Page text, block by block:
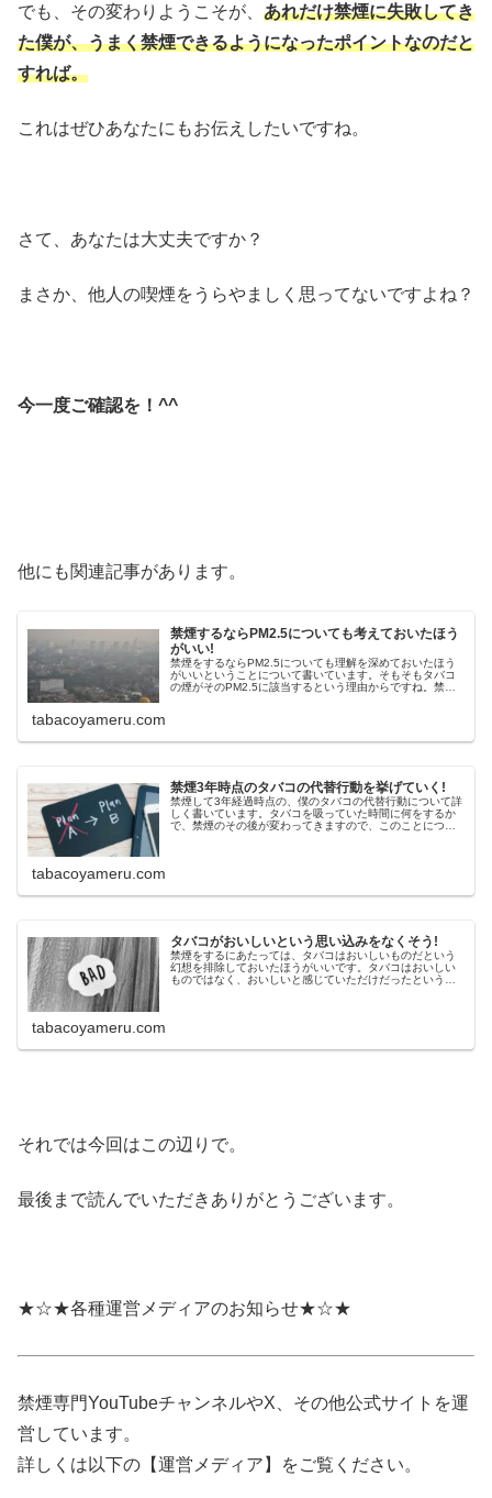
でも、その変わりようこそが、 あれだけ禁煙に失敗してき
た僕が、うまく禁煙できるようになったポイントなのだと
すれば。
これはぜひあなたにもお伝えしたいですね。
さて、あなたは大丈夫ですか？
まさか、他人の喫煙をうらやましく思ってないですよね？
今一度ご確認を！^^
他にも関連記事があります。
禁煙するならPM2.5についても考えておいたほう
がいい!
禁煙をするならPM2.5についても理解を深めておいたほう
がいいということについて書いています。そもそもタバコ
の煙がそのPM2.5に該当するという理由からですね。禁煙
tabacoyameru.com
禁煙3年時点のタバコの代替行動を挙げていく!
禁煙して3年経過時点の、僕のタバコの代替行動について詳
しく書いています。タバコを吸っていた時間に何をするか
で、禁煙のその後が変わってきますので、このことについ
tabacoyameru.com
タバコがおいしいという思い込みをなくそう!
禁煙をするにあたっては、タバコはおいしいものだという
幻想を排除しておいたほうがいいです。タバコはおいしい
ものではなく、おいしいと感じていただけだったというこ
tabacoyameru.com
それでは今回はこの辺りで。
最後まで読んでいただきありがとうございます。
★☆★各種運営メディアのお知らせ★☆★
禁煙専門YouTubeチャンネルやX、その他公式サイトを運
営しています。
詳しくは以下の【運営メディア】をご覧ください。